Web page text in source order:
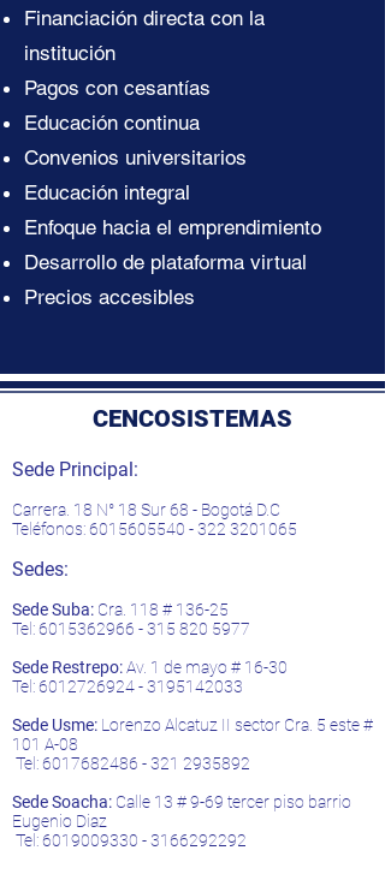
Financiación directa con la
institución
Pagos con cesantías
Educación continua
Convenios universitarios
Educación integral
Enfoque hacia el emprendimiento
Desarrollo de plataforma virtual
Precios accesibles
CENCOSISTEMAS
Sede Principal:
Carrera. 18 N° 18 Sur 68 - Bogotá D.C
Teléfonos:6015605540 - 322 3201065
Sedes:
Sede Suba: Cra. 118 # 136-25
Tel:6015362966 - 315 820 5977
Sede Restrepo:Av. 1 de mayo # 16-30
Tel:6012726924-3195142033
Sede Usme: Lorenzo Alcatuz II sector Cra. 5 este #
101 A-08
Tel:6017682486 - 321 2935892
Sede Soacha: Calle 13 # 9-69 tercer piso barrio
Eugenio Diaz
Tel:6019009330 -3166292292